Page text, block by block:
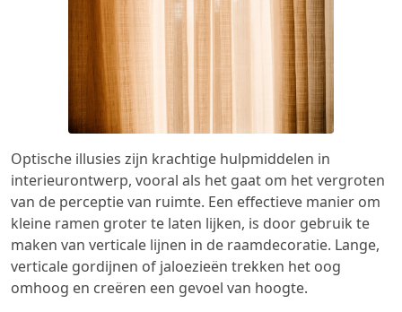
Optische illusies zijn krachtige hulpmiddelen in
interieurontwerp, vooral als het gaat om het vergroten
van de perceptie van ruimte. Een effectieve manier om
kleine ramen groter te laten lijken, is door gebruik te
maken van verticale lijnen in de raamdecoratie. Lange,
verticale gordijnen of jaloezieën trekken het oog
omhoog en creëren een gevoel van hoogte.